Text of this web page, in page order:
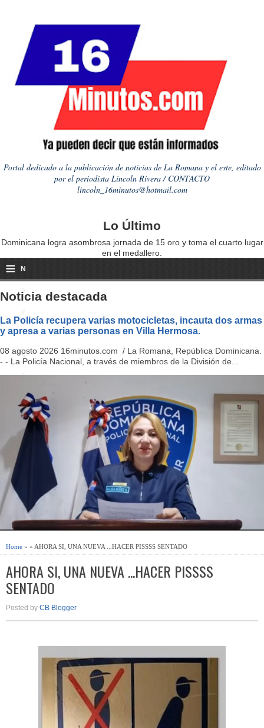
Portal dedicado a la publicación de noticias de La Romana y el este, editado
por el periodista Lincoln Rivera / CONTACTO
lincoln_16minutos@hotmail.com
Lo Último
Dominicana logra asombrosa jornada de 15 oro y toma el cuarto lugar
en el medallero.
≡ N
a
i
g
a
o
n
Noticia destacada
La Policía recupera varias motocicletas, incauta dos armas
y apresa a varias personas en Villa Hermosa.
08 agosto 2026 16minutos.com / La Romana, República Dominicana.
- - La Policía Nacional, a través de miembros de la División de...
Home » » AHORA SI, UNA NUEVA ...HACER PISSSS SENTADO
AHORA SI, UNA NUEVA ...HACER PISSSS
SENTADO
Posted by CB Blogger